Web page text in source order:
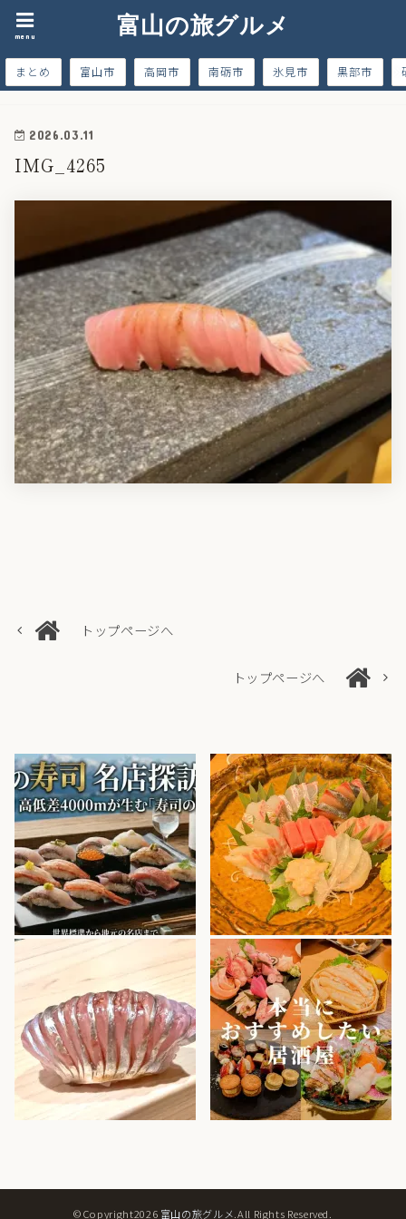
富山の旅グルメ
menu
まとめ 富山市 高岡市 南砺市 氷見市 黒部市
2026.03.11
IMG_4265
トップページへ
トップページへ
©Copyright2026 富山の旅グルメ .All Rights Reserved.